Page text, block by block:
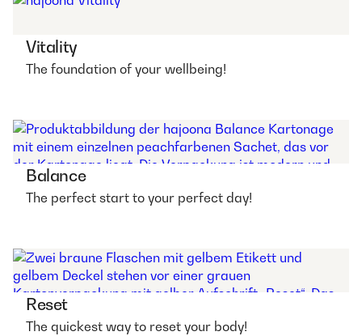
Vitality
The foundation of your wellbeing!
Balance
The perfect start to your perfect day!
Reset
The quickest way to reset your body!